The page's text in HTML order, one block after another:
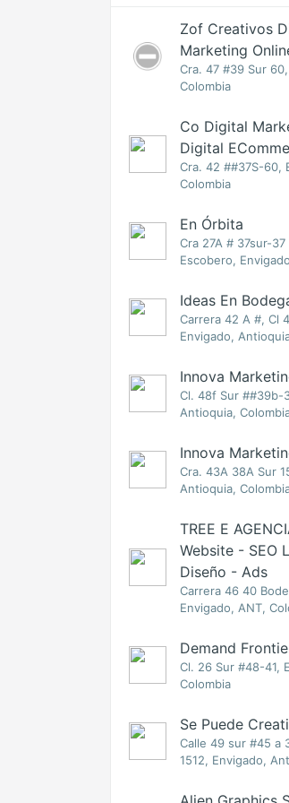
Zof Creativos
Marketing
Cra. 47 #39 Sur
Colombia
Co Digital
Digital
Cra. 42 ##37S-60,
Colombia
En Órbita
Cra 27A # 37sur-
Escobero,
Ideas En
Carrera 42 A #, Cl
Envigado,
Innova
Cl. 48f Sur ##39b-
Antioquia,
Innova
Cra. 43A 38A Sur
Antioquia,
TREE E
Website - SEO
Diseño - Ads
Carrera 46 40
Envigado, ANT,
Demand
Cl. 26 Sur #48-41,
Colombia
Se Puede
Calle 49 sur #45 a
1512, Envigado,